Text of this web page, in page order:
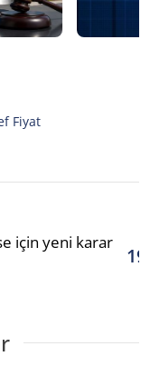
Fiyat
için yeni karar